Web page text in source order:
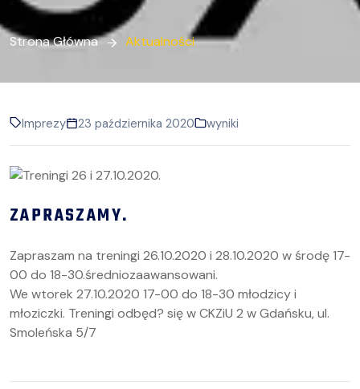
Strona Główna Aktualności
Imprezy 23 października 2020 wyniki
ZAPRASZAMY.
Zapraszam na treningi 26.10.2020 i 28.10.2020 w środę 17-
00 do 18-30.średniozaawansowani.
We wtorek 27.10.2020 17-00 do 18-30 młodzicy i
młoziczki. Treningi odbęd? się w CKZiU 2 w Gdańsku, ul.
Smoleńska 5/7